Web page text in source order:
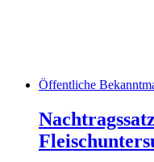
Öffentliche